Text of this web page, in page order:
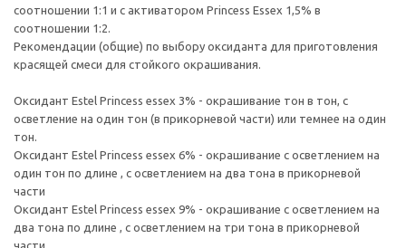
соотношении 1:1 и с активатором Princess Essex 1,5% в
соотношении 1:2.
Рекомендации (общие) по выбору оксиданта для приготовления
красящей смеси для стойкого окрашивания.
Оксидант Estel Princess essex 3% - окрашивание тон в тон, с
осветление на один тон (в прикорневой части) или темнее на один
тон.
Оксидант Estel Princess essex 6% - окрашивание с осветлением на
один тон по длине , с осветлением на два тона в прикорневой
части
Оксидант Estel Princess essex 9% - окрашивание с осветлением на
два тона по длине , с осветлением на три тона в прикорневой
части